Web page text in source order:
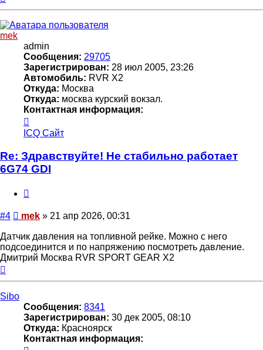
mek
admin
Сообщения: 29705
Зарегистрирован: 28 июл 2005, 23:26
Автомобиль: RVR X2
Откуда: Москва
Откуда: москва курский вокзал.
Контактная информация:
информация
пользователя
ICQ Сайт
Re: Здравствуйте! Не стабильно работает
6G74 GDI
#4 Сообщение
mek » 21 апр 2026, 00:31
Датчик давления на топливной рейке. Можно с него
подсоединится и по напряжению посмотреть давление.
Дмитрий Москва RVR SPORT GEAR X2
Sibo
Сообщения: 8341
Зарегистрирован: 30 дек 2005, 08:10
Откуда: Красноярск
Контактная информация: